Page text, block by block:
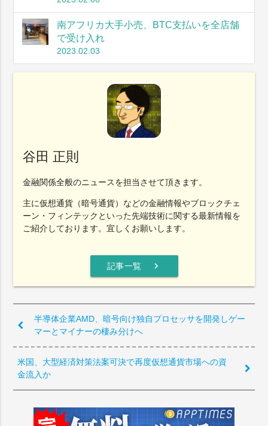
南アフリカ大手小売、BTC支払いを全店舗
で受け入れ
2023.02.03
谷田 正則
金融関係全般のニュースを担当させて頂きます。
主に仮想通貨（暗号通貨）などの金融情報やブロックチェ
ーン・フィンテックといった先端技術に関する最新情報を
ご紹介しております。宜しくお願いします。
記事一覧 chevron_right
半導体企業AMD、暗号向け独自プロセッサを開発しゲー
マーとマイナーの棲み分けへ
米国、大型経済対策法案可決で再度仮想通貨市場への資
金流入か